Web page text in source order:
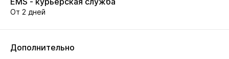
От 2 дней
Дополнительно